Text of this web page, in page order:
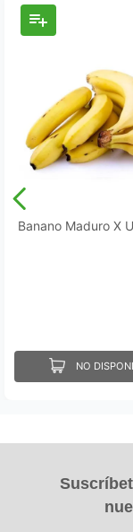
Banano Maduro X
NO